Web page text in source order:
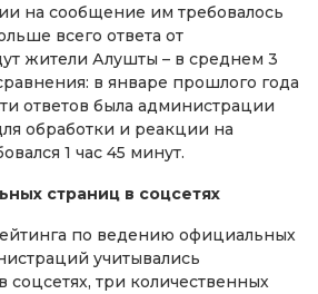
на сообщение им требовалось
всего ответа от
жители Алушты – в среднем 3
в январе прошлого года
ответов была администрации
обработки и реакции на
1 час 45 минут.
страниц в соцсетях
по ведению официальных
учитывались
соцсетях, три количественных